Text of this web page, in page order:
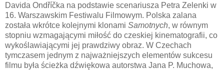
Davida Ondříčka na podstawie scenariusza Petra Zelenki w
16. Warszawskim Festiwalu Filmowym. Polska zalana
została wkrótce kolejnymi klonami Samotnych, w równym
stopniu wzmagającymi miłość do czeskiej kinematografii, co
wykoślawiającymi jej prawdziwy obraz. W Czechach
tymczasem jednym z najważniejszych elementów sukcesu
filmu była ścieżka dźwiękowa autorstwa Jana P. Muchowa,